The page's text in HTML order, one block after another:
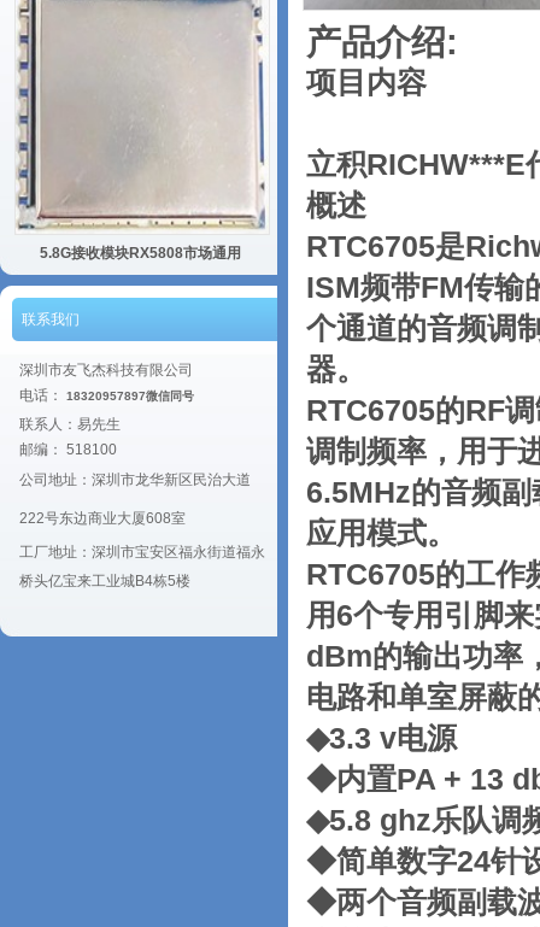
5.8G接收模块RX5808市场通用
联系我们
深圳市友飞杰科技有限公司
电话：
18320957897微信同号
联系人：易先生
邮编： 518100
公司地址：深圳市龙华新区民治大道
222号东边商业大厦608室
工厂地址：深圳市宝安区福永街道福永
桥头亿宝来工业城B4栋5楼
产品介绍:
项目内容
立积RICHW***E
概述
RTC6705是
ISM频带FM传输
个通道的音频调
器。
RTC6705的RF
调制频率，用于
6.5MHz的音频
应用模式。
RTC6705的工作
用6个专用引脚
dBm的输出功率
电路和单室屏蔽
◆3.3 v电源
◆内置PA + 13
◆5.8 ghz乐队调
◆简单数字24针
◆两个音频副载